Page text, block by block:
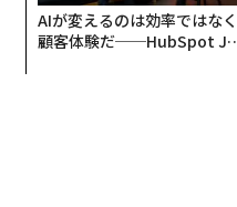
のことだ。
AIが変えるのは効率ではなく
顧客体験だ──HubSpot Ja